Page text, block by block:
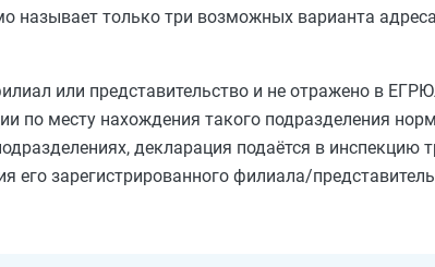
называет только три возможных варианта
или представительство и не отражено в
по месту нахождения такого подразделения
декларация подаётся в инспекцию
зарегистрированного филиала/